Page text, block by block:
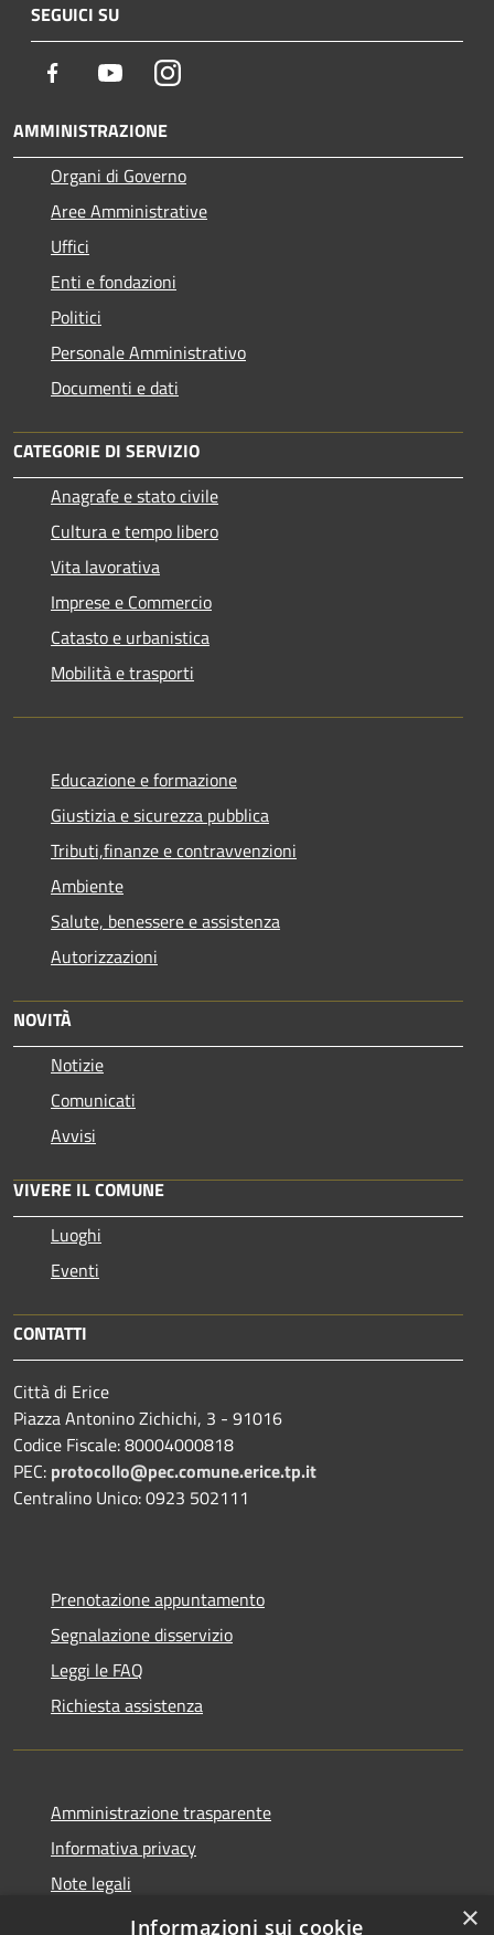
SEGUICI SU
Facebook YoutubeInstagram
AMMINISTRAZIONE
Organi di Governo
Aree Amministrative
Uffici
Enti e fondazioni
Politici
Personale Amministrativo
Documenti e dati
CATEGORIE DI SERVIZIO
Anagrafe e stato civile
Cultura e tempo libero
Vita lavorativa
Imprese e Commercio
Catasto e urbanistica
Mobilità e trasporti
Educazione e formazione
Giustizia e sicurezza pubblica
Tributi,finanze e contravvenzioni
Ambiente
Salute, benessere e assistenza
Autorizzazioni
NOVITÀ
Notizie
Comunicati
Avvisi
VIVERE IL COMUNE
Luoghi
Eventi
CONTATTI
Città di Erice
Piazza Antonino Zichichi, 3 - 91016
Codice Fiscale: 80004000818
PEC: protocollo@pec.comune.erice.tp.it
Centralino Unico: 0923 502111
Prenotazione appuntamento
Segnalazione disservizio
Leggi le FAQ
Richiesta assistenza
Amministrazione trasparente
Informativa privacy
Note legali
Dichiarazione di accessibilità
×
Informazioni sui cookie